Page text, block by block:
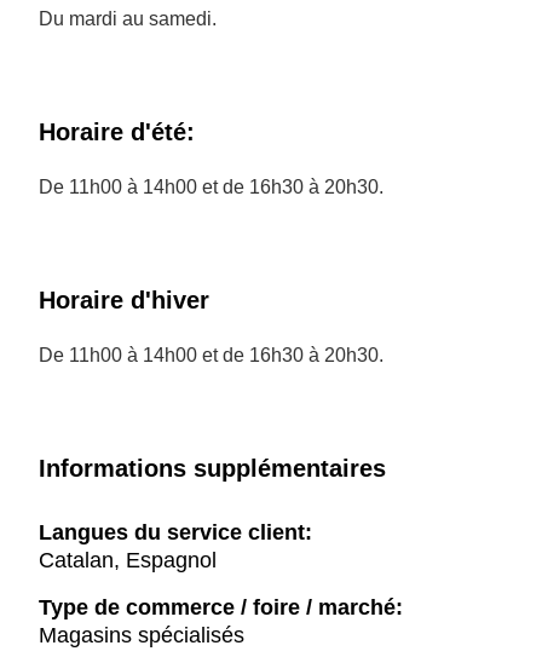
Du mardi au samedi.
Horaire d'été:
De 11h00 à 14h00 et de 16h30 à 20h30.
Horaire d'hiver
De 11h00 à 14h00 et de 16h30 à 20h30.
Informations supplémentaires
Langues du service client:
Catalan, Espagnol
Type de commerce / foire / marché:
Magasins spécialisés